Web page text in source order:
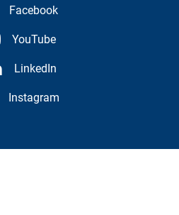
Facebook
YouTube
LinkedIn
Instagram